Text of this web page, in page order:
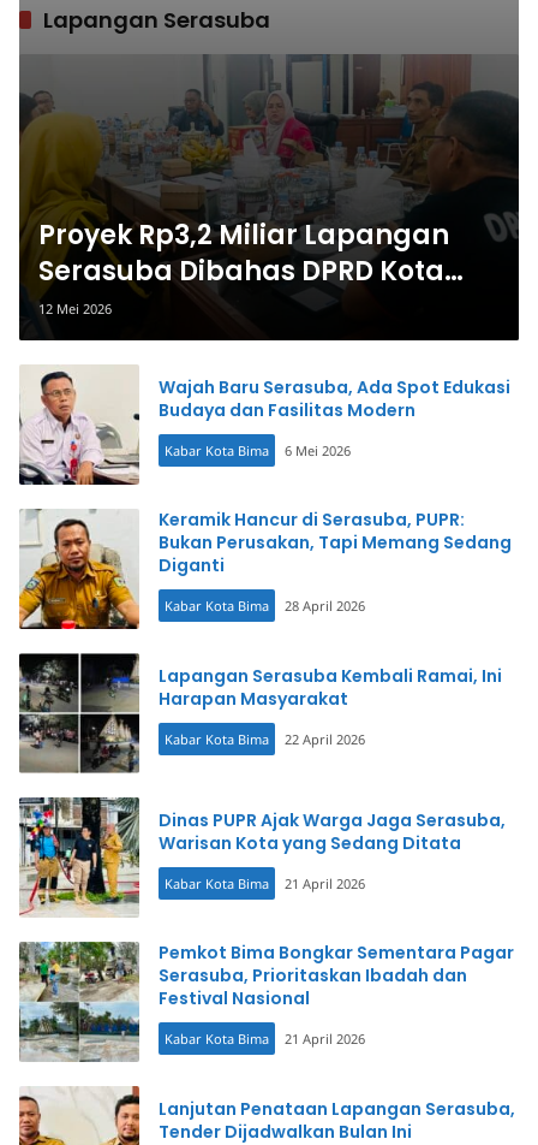
Lapangan Serasuba
Proyek Rp3,2 Miliar Lapangan
Serasuba Dibahas DPRD Kota
Bima
12 Mei 2026
Wajah Baru Serasuba, Ada Spot Edukasi
Budaya dan Fasilitas Modern
Kabar Kota Bima 6 Mei 2026
Keramik Hancur di Serasuba, PUPR:
Bukan Perusakan, Tapi Memang Sedang
Diganti
Kabar Kota Bima 28 April 2026
Lapangan Serasuba Kembali Ramai, Ini
Harapan Masyarakat
Kabar Kota Bima 22 April 2026
Dinas PUPR Ajak Warga Jaga Serasuba,
Warisan Kota yang Sedang Ditata
Kabar Kota Bima 21 April 2026
Pemkot Bima Bongkar Sementara Pagar
Serasuba, Prioritaskan Ibadah dan
Festival Nasional
Kabar Kota Bima 21 April 2026
Lanjutan Penataan Lapangan Serasuba,
Tender Dijadwalkan Bulan Ini